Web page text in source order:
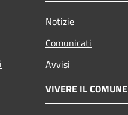
Notizie
Comunicati
Avvisi
VIVERE IL COMUNE